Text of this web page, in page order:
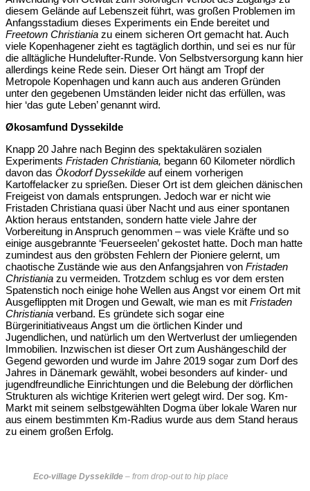
diesem Gelände auf Lebenszeit führt, was großen Problemen im
Anfangsstadium dieses Experiments ein Ende bereitet und
Freetown Christiania zu einem sicheren Ort gemacht hat. Auch
viele Kopenhagener zieht es tagtäglich dorthin, und sei es nur für
die alltägliche Hundelufter-Runde. Von Selbstversorgung kann hier
allerdings keine Rede sein. Dieser Ort hängt am Tropf der
Metropole Kopenhagen und kann auch aus anderen Gründen
unter den gegebenen Umständen leider nicht das erfüllen, was
hier ‘das gute Leben’ genannt wird.
Økosamfund Dyssekilde
Knapp 20 Jahre nach Beginn des spektakulären sozialen
Experiments Fristaden Christiania, begann 60 Kilometer nördlich
davon das Ökodorf Dyssekilde auf einem vorherigen
Kartoffelacker zu sprießen. Dieser Ort ist dem gleichen dänischen
Freigeist von damals entsprungen. Jedoch war er nicht wie
Fristaden Christiana quasi über Nacht und aus einer spontanen
Aktion heraus entstanden, sondern hatte viele Jahre der
Vorbereitung in Anspruch genommen – was viele Kräfte und so
einige ausgebrannte ‘Feuerseelen’ gekostet hatte. Doch man hatte
zumindest aus den gröbsten Fehlern der Pioniere gelernt, um
chaotische Zustände wie aus den Anfangsjahren von Fristaden
Christiania zu vermeiden. Trotzdem schlug es vor dem ersten
Spatenstich noch einige hohe Wellen aus Angst vor einem Ort mit
Ausgeflippten mit Drogen und Gewalt, wie man es mit Fristaden
Christiania verband. Es gründete sich sogar eine
Bürgerinitiativeaus Angst um die örtlichen Kinder und
Jugendlichen, und natürlich um den Wertverlust der umliegenden
Immobilien. Inzwischen ist dieser Ort zum Aushängeschild der
Gegend geworden und wurde im Jahre 2019 sogar zum Dorf des
Jahres in Dänemark gewählt, wobei besonders auf kinder- und
jugendfreundliche Einrichtungen und die Belebung der dörflichen
Strukturen als wichtige Kriterien wert gelegt wird. Der sog. Km-
Markt mit seinem selbstgewählten Dogma über lokale Waren nur
aus einem bestimmten Km-Radius wurde aus dem Stand heraus
zu einem großen Erfolg.
Eco-village Dyssekilde – from drop-out to hip place